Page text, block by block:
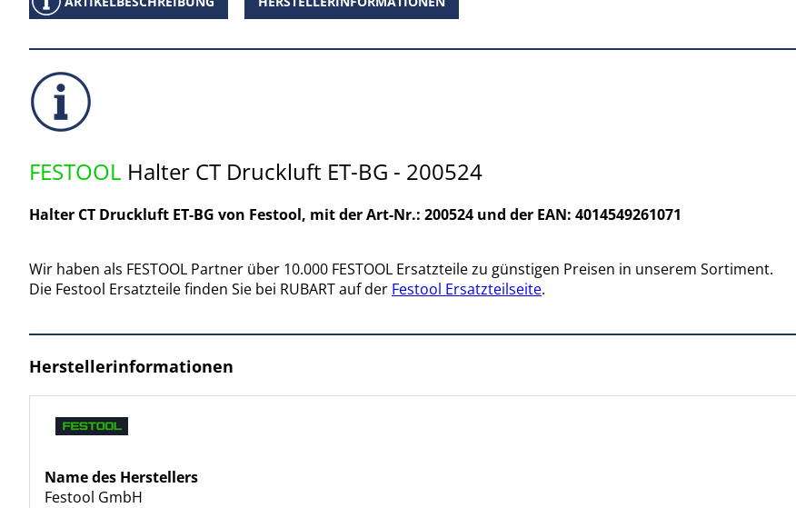
FESTOOL Halter CT Druckluft ET-BG - 200524
Halter CT Druckluft ET-BG von Festool, mit der Art-Nr.: 200524 und der EAN: 4014549261071
Wir haben als FESTOOL Partner über 10.000 FESTOOL Ersatzteile zu günstigen Preisen in unserem Sortiment.
Die Festool Ersatzteile finden Sie bei RUBART auf der Festool Ersatzteilseite.
Herstellerinformationen
Name des Herstellers
Festool GmbH